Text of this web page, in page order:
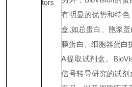
tors
有明显的优势和特色
盒,如总蛋白、胞浆蛋
膜蛋白、细胞器蛋白
A提取试剂盒。
信号转导研究的试